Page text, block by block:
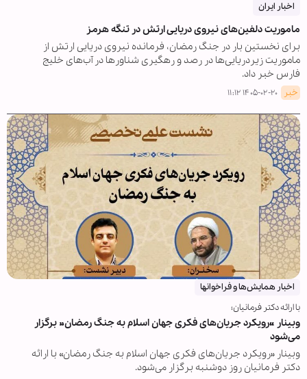
اخبار ایران
ماموریت دلفین‌های نیروی دریایی‌ ارتش در تنگه هرمز
برای نخستین بار در جنگ رمضان، فرمانده نیروی دریایی ارتش از
ماموریت زیردریایی‌ها در رصد و رهگیری شناورها در آب‌های خلیج
فارس خبر داد.
خبر ۱۴۰۵-۰۲-۲۰ ۱۱:۱۲
اخبار همايش‌ها و فراخوان‏ها
با ارائه دکتر فرمانیان؛
وبینار «رویکرد جریان‌های فکری جهان اسلام به جنگ رمضان» برگزار
می‌شود
وبینار «رویکرد جریان‌های فکری جهان اسلام به جنگ رمضان» با ارائه
دکتر فرمانیان روز دوشنبه برگزار می‌شود.